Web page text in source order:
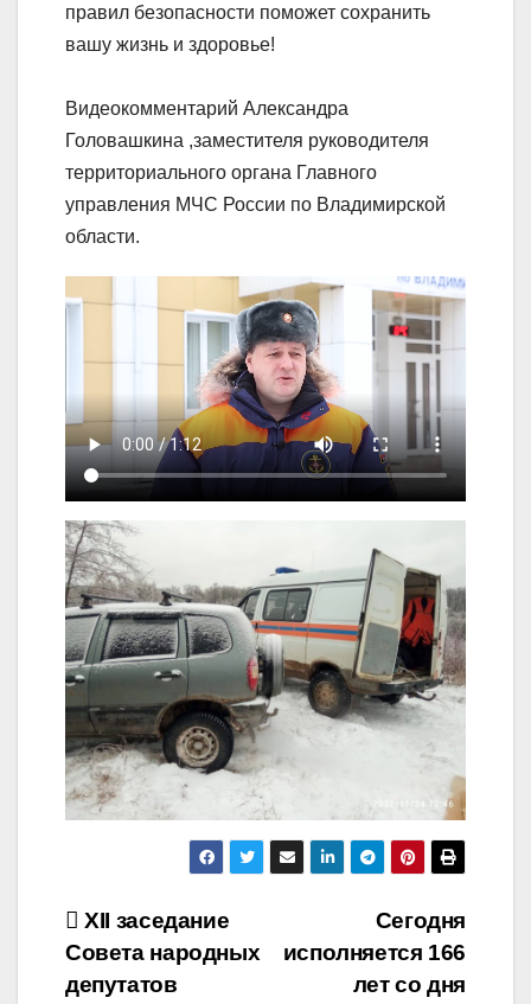
правил безопасности поможет сохранить
вашу жизнь и здоровье!
Видеокомментарий Александра
Головашкина ,заместителя руководителя
территориального органа Главного
управления МЧС России по Владимирской
области.
Навигация
по
Сегодня
исполняется 166
лет со дня
XII заседание
Совета народных
депутатов